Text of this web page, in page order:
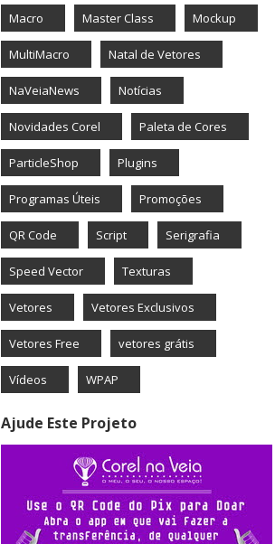
Macro Master Class Mockup
MultiMacro Natal de Vetores
NaVeiaNews Notícias
Novidades Corel Paleta de Cores
ParticleShop Plugins
Programas Úteis Promoções
QR Code Script Serigrafia
Speed Vector Texturas
Vetores Vetores Exclusivos
Vetores Free vetores grátis
Vídeos WPAP
Ajude Este Projeto